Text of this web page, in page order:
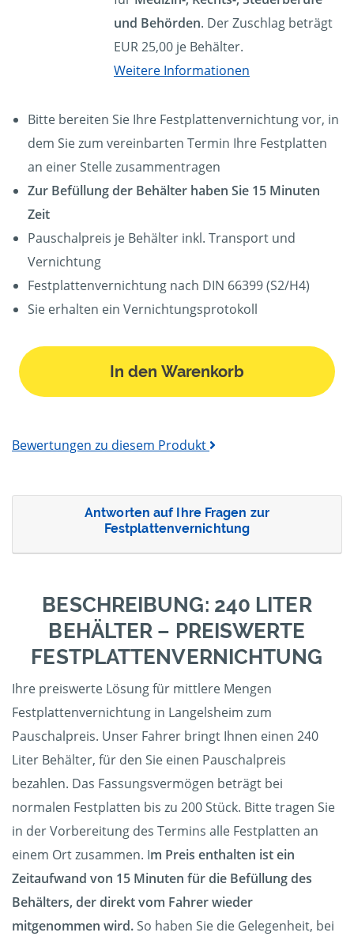
und Behörden. Der Zuschlag beträgt
EUR 25,00 je Behälter.
Weitere Informationen
Bitte bereiten Sie Ihre Festplattenvernichtung vor, in
dem Sie zum vereinbarten Termin Ihre Festplatten
an einer Stelle zusammentragen
Zur Befüllung der Behälter haben Sie 15 Minuten
Zeit
Pauschalpreis je Behälter inkl. Transport und
Vernichtung
Festplattenvernichtung nach DIN 66399 (S2/H4)
Sie erhalten ein Vernichtungsprotokoll
In den Warenkorb
Bewertungen zu diesem Produkt
Antworten auf Ihre Fragen zur
Festplattenvernichtung
BESCHREIBUNG: 240 LITER
BEHÄLTER – PREISWERTE
FESTPLATTENVERNICHTUNG
Ihre preiswerte Lösung für mittlere Mengen
Festplattenvernichtung in Langelsheim zum
Pauschalpreis. Unser Fahrer bringt Ihnen einen 240
Liter Behälter, für den Sie einen Pauschalpreis
bezahlen. Das Fassungsvermögen beträgt bei
normalen Festplatten bis zu 200 Stück. Bitte tragen Sie
in der Vorbereitung des Termins alle Festplatten an
einem Ort zusammen. Im Preis enthalten ist ein
Zeitaufwand von 15 Minuten für die Befüllung des
Behälters, der direkt vom Fahrer wieder
mitgenommen wird.So haben Sie die Gelegenheit, bei